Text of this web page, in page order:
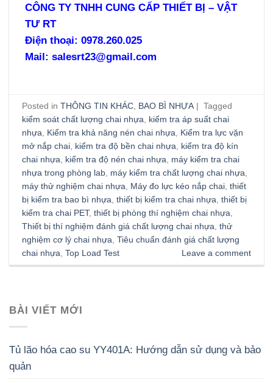
CÔNG TY TNHH CUNG CẤP THIẾT BỊ – VẬT
TƯ RT
Điện thoại: 0978.260.025
Mail: salesrt23@gmail.com
Posted in THÔNG TIN KHÁC, BAO BÌ NHỰA| Tagged
kiểm soát chất lượng chai nhựa
kiểm tra áp suất chai
nhựa
Kiểm tra khả năng nén chai nhựa
Kiểm tra lực vặn
mở nắp chai, kiểm tra độ bền chai nhựa
kiểm tra độ kín
chai nhựa
kiểm tra độ nén chai nhựa
máy kiểm tra chai
nhựa trong phòng lab, máy kiểm tra chất lượng chai nhựa
máy thử nghiệm chai nhựa
Máy đo lực kéo nắp chai, thiết
bị kiểm tra bao bì nhựa thiết bị kiểm tra chai nhựa thiết bị
kiểm tra chai PET, thiết bị phòng thí nghiệm chai nhựa
Thiết bị thí nghiệm đánh giá chất lượng chai nhựa thử
nghiệm cơ lý chai nhựa Tiêu chuẩn đánh giá chất lượng
chai nhựa Top Load Test Leave a comment
BÀI VIẾT MỚI
Tủ lão hóa cao su YY401A: Hướng dẫn sử dụng và bảo
quản